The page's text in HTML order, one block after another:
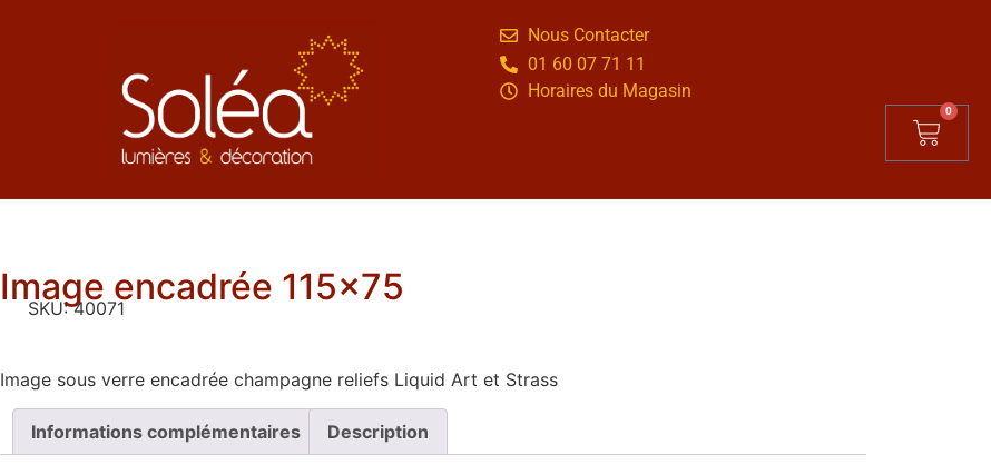
Nous Contacter
01 60 07 71 11
Horaires du Magasin
0
Image encadrée 115×75
SKU: 40071
Image sous verre encadrée champagne reliefs Liquid Art et Strass
Informations complémentaires Description